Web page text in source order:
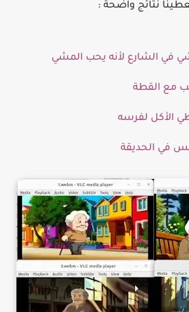
نتائج واضحة :
في الشارع ﻷنه يحب المشي
مع القطة
اﻷكل لفرسه
في الحديقة